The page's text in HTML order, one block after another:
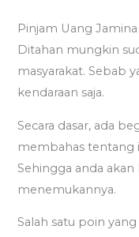
Pinjam Uang
Ditahan mungkin
masyarakat. Sebab
kendaraan saja.
Secara dasar, ada
membahas tentang
Sehingga anda
menemukannya.
Salah satu poin